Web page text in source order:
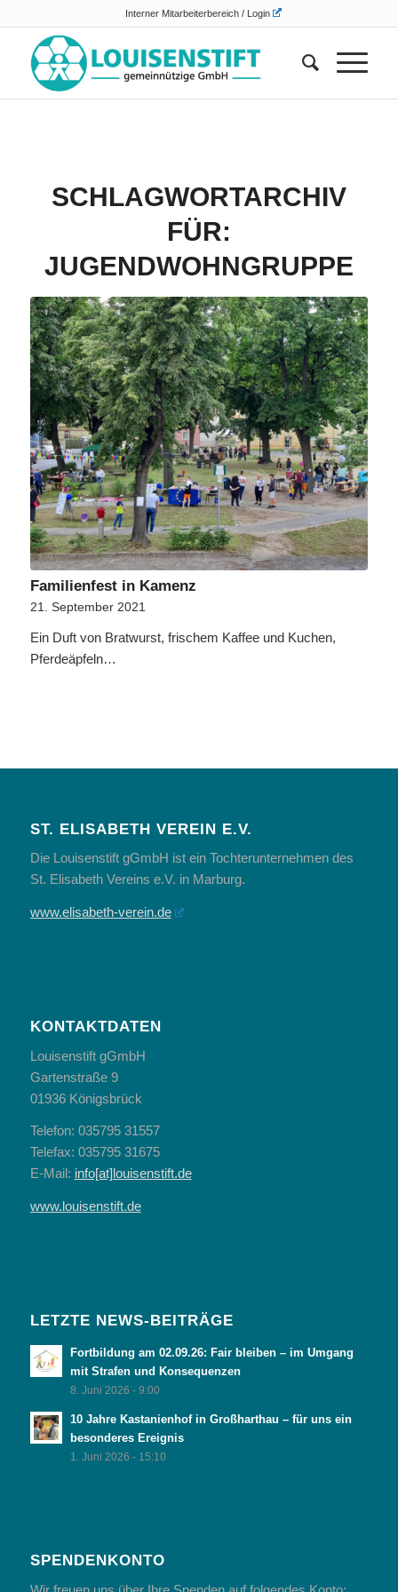
Interner Mitarbeiterbereich / Login
SCHLAGWORTARCHIV
FÜR:
JUGENDWOHNGRUPPE
Familienfest in Kamenz
21. September 2021
Ein Duft von Bratwurst, frischem Kaffee und Kuchen,
Pferdeäpfeln…
ST. ELISABETH VEREIN E.V.
Die Louisenstift gGmbH ist ein Tochterunternehmen des
St. Elisabeth Vereins e.V. in Marburg.
www.elisabeth-verein.de
KONTAKTDATEN
Louisenstift gGmbH
Gartenstraße 9
01936 Königsbrück
Telefon: 035795 31557
Telefax: 035795 31675
E-Mail: info[at]louisenstift.de
www.louisenstift.de
LETZTE NEWS-BEITRÄGE
Fortbildung am 02.09.26: Fair bleiben – im Umgang
mit Strafen und Konsequenzen
8. Juni 2026 - 9:00
10 Jahre Kastanienhof in Großharthau – für uns ein
besonderes Ereignis
1. Juni 2026 - 15:10
SPENDENKONTO